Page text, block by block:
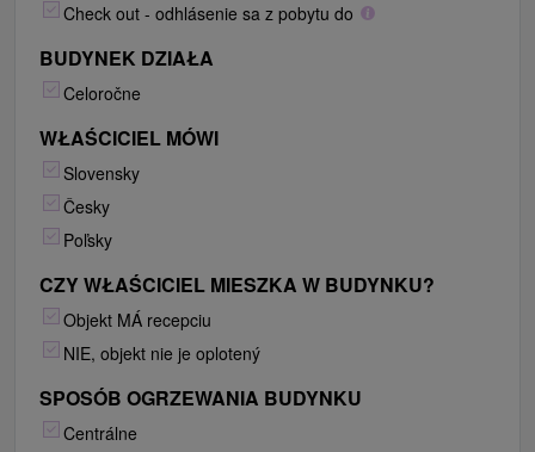
Check out - odhlásenie sa z pobytu do
BUDYNEK DZIAŁA
Celoročne
WŁAŚCICIEL MÓWI
Slovensky
Česky
Poľsky
CZY WŁAŚCICIEL MIESZKA W BUDYNKU?
Objekt MÁ recepciu
NIE, objekt nie je oplotený
SPOSÓB OGRZEWANIA BUDYNKU
Centrálne